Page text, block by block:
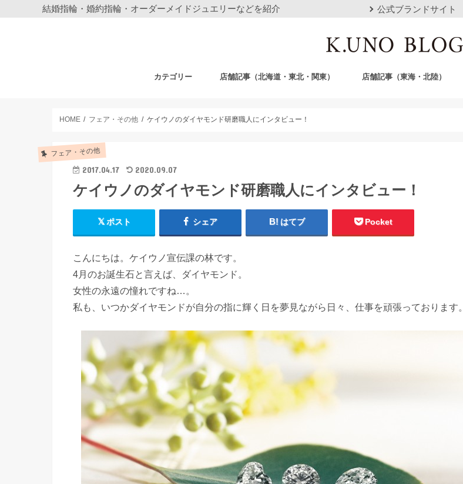
結婚指輪・婚約指輪・オーダーメイドジュエリーなどを紹介 公式ブランドサイト
カテゴリー 店舗記事（北海道・東北・関東） 店舗記事（東海・北陸）
HOME フェア・その他 ケイウノのダイヤモンド研磨職人にインタビュー！
フェア・その他
2017.04.17 2020.09.07
ケイウノのダイヤモンド研磨職人にインタビュー！
ポスト シェア はてブ Pocket
こんにちは。ケイウノ宣伝課の林です。
4月のお誕生石と言えば、ダイヤモンド。
女性の永遠の憧れですね…。
私も、いつかダイヤモンドが自分の指に輝く日を夢見ながら日々、仕事を頑張っております。